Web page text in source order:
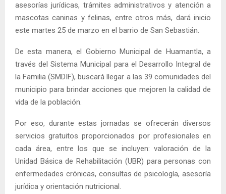
asesorías jurídicas, trámites administrativos y atención a
mascotas caninas y felinas, entre otros más, dará inicio
este martes 25 de marzo en el barrio de San Sebastián.
De esta manera, el Gobierno Municipal de Huamantla, a
través del Sistema Municipal para el Desarrollo Integral de
la Familia (SMDIF), buscará llegar a las 39 comunidades del
municipio para brindar acciones que mejoren la calidad de
vida de la población.
Por eso, durante estas jornadas se ofrecerán diversos
servicios gratuitos proporcionados por profesionales en
cada área, entre los que se incluyen: valoración de la
Unidad Básica de Rehabilitación (UBR) para personas con
enfermedades crónicas, consultas de psicología, asesoría
jurídica y orientación nutricional.